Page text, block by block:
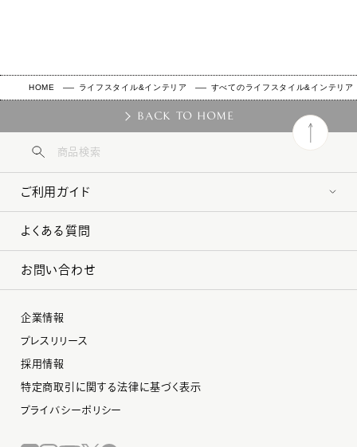
HOME ライフスタイル&インテリア すべてのライフスタイル&インテリア
BACK TO HOME
ご利用ガイド
よくある質問
お問い合わせ
企業情報
プレスリリース
採用情報
特定商取引に関する法律に基づく表示
プライバシーポリシー